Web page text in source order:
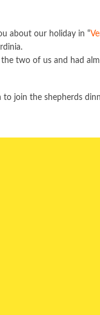
about our holiday in “
two of us and had
to join the shepherds